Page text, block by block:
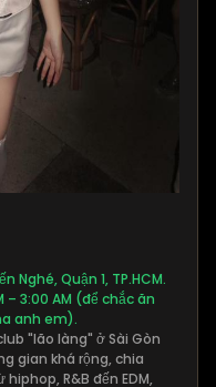
Nghé, Quận 1, TP.HCM.
– 3:00 AM (để chắc ăn
anh em).
"lão làng" ở Sài Gòn
gian khá rộng, chia
R&B đến EDM,